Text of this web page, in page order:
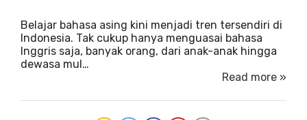
Belajar bahasa asing kini menjadi tren tersendiri di
Indonesia. Tak cukup hanya menguasai bahasa
Inggris saja, banyak orang, dari anak-anak hingga
dewasa mul…
Read more »